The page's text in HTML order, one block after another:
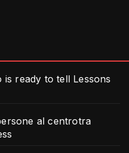
ready to tell Lessons
al centrotra